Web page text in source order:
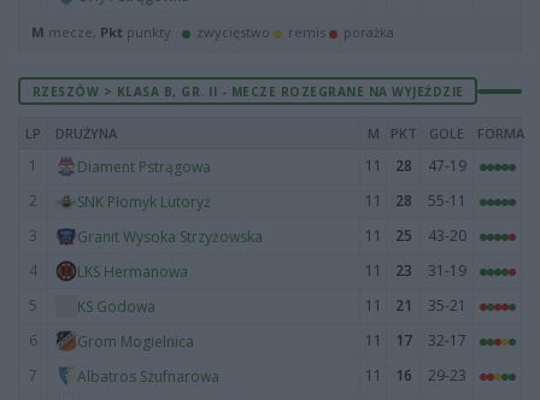
M mecze, Pkt punkty · zwycięstwo remis porażka
RZESZÓW > KLASA B, GR. II - MECZE ROZEGRANE NA WYJEŹDZIE
LP DRUŻYNA M PKT GOLE FORMA
1 Diament Pstrągowa 11 28
47-19
2
SNK Płomyk Lutoryż 11 28
55-11
3
Granit Wysoka Strzyżowska 11 25
43-20
4
LKS Hermanowa 11 23
31-19
5
KS Godowa 11 21
35-21
6
Grom Mogielnica 11 17
32-17
7
Albatros Szufnarowa 11 16
29-23